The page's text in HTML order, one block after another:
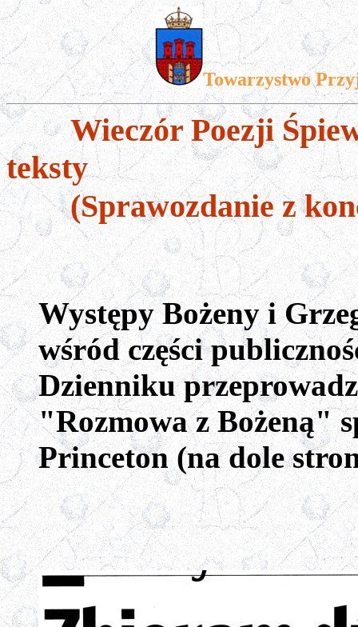
Towarzystwo
Wieczór Poezji
teksty
(Sprawozdanie z
Występy Bożeny i
wśród części publiczno
Dzienniku
"Rozmowa z Bożeną"
Princeton (na dole